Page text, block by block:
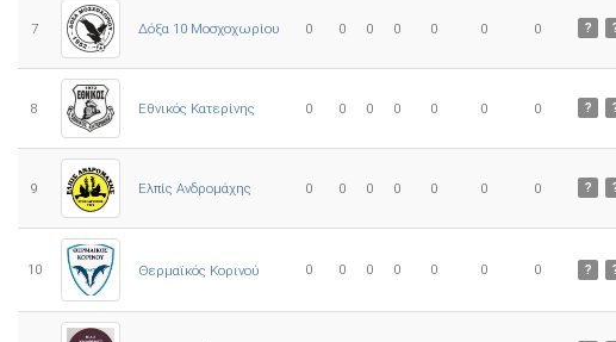
7 Δόξα 10 Μοσχοχωρίου 0 0 0 0 0 0 0 ?
8 Εθνικός Κατερίνης 0 0 0 0 0 0 0 ?
9 Ελπίς Ανδρομάχης 0 0 0 0 0 0 0 ?
10 Θερμαϊκός Κορινού 0 0 0 0 0 0 0 ?